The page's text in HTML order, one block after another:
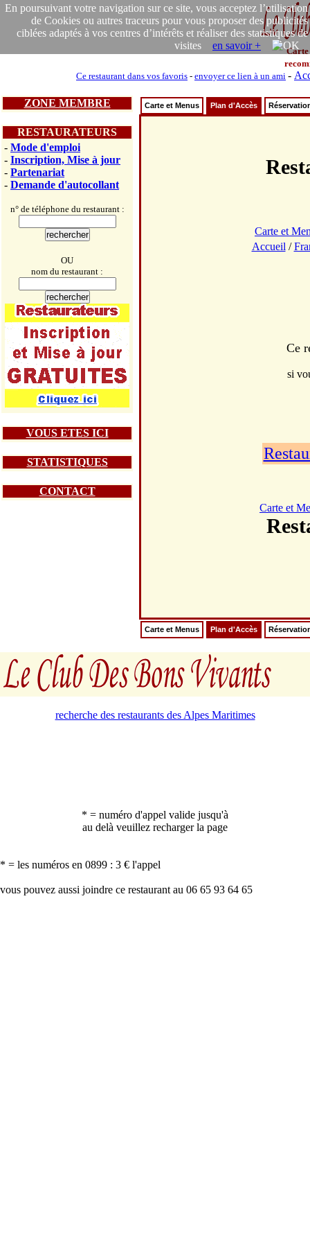
En poursuivant votre navigation sur ce site, vous acceptez l’utilisation
de Cookies ou autres traceurs pour vous proposer des publicités
ciblées adaptés à vos centres d’intérêts et réaliser des statistiques de
visites en savoir +
Carte
Ce restaurant dans vos favoris - envoyer ce lien à un ami -
ZONE MEMBRE
RESTAURATEURS
- Mode d'emploi
- Inscription, Mise à jour
- Partenariat
- Demande d'autocollant
n° de téléphone du restaurant :
OU
nom du restaurant :
VOUS ETES ICI
STATISTIQUES
CONTACT
Carte et Menus Plan d'Accès
Carte et
Accueil /
Ce
si
Carte et
Carte et Menus Plan d'Accès
recherche des restaurants des Alpes Maritimes
* = numéro d'appel valide jusqu'à
au delà veuillez recharger la page
* = les numéros en 0899 : 3 € l'appel
vous pouvez aussi joindre ce restaurant au 06 65 93 64 65